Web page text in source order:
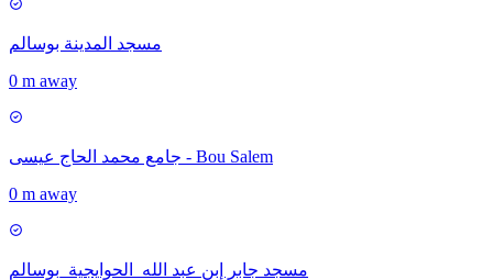
مسجد المدينة بوسالم
0 m away
جامع محمد الحاج عيسى - Bou Salem
0 m away
مسجد جابر إبن عبد الله_الحوايجية_بوسالم